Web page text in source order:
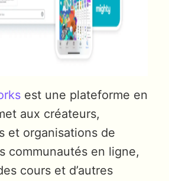
est une plateforme en
aux créateurs,
et organisations de
communautés en ligne,
cours et d’autres